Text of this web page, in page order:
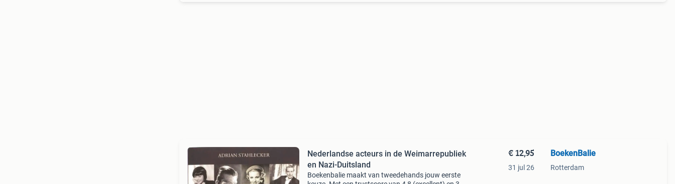
Nederlandse acteurs in de Weimarrepubliek
en Nazi-Duitsland
Boekenbalie maakt van tweedehands jouw eerste
€ 12,95
31 jul 26
BoekenBalie
Rotterdam